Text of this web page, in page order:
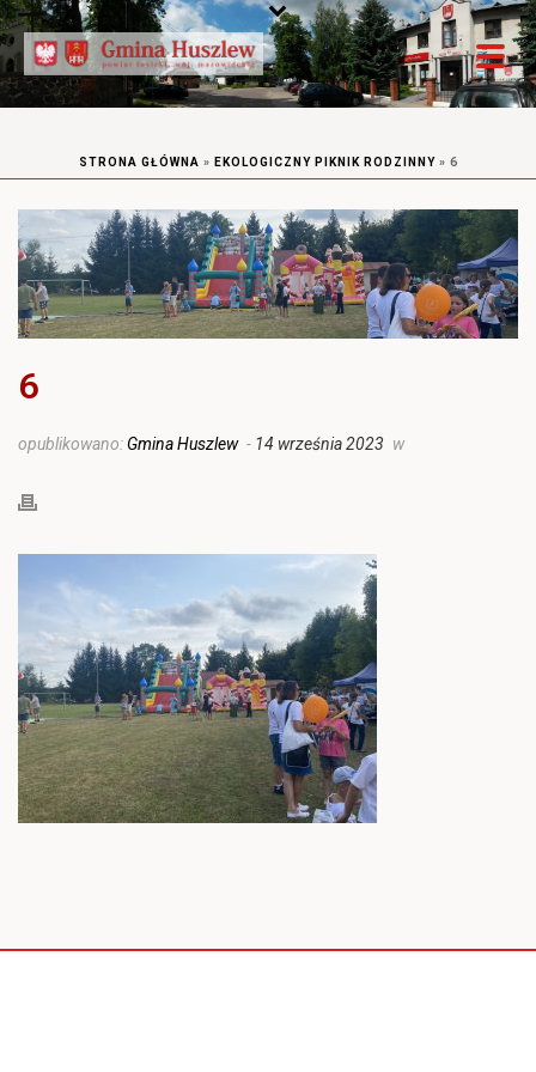
STRONA GŁÓWNA » EKOLOGICZNY PIKNIK RODZINNY» 6
6
opublikowano: Gmina Huszlew - 14 września 2023 w